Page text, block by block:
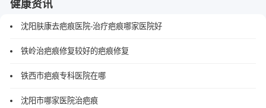
健康资讯
沈阳肤康去疤痕医院-治疗疤痕哪家医院好
铁岭治疤痕修复较好的疤痕修复
铁西市疤痕专科医院在哪
沈阳市哪家医院治疤痕